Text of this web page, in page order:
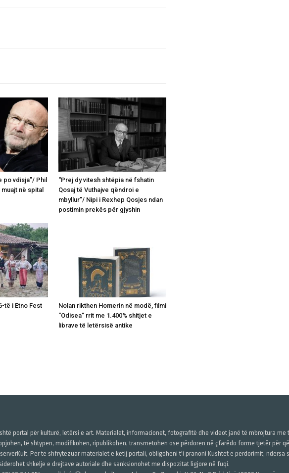
po vdisja”/ Phil
në spital
“Prej dy vitesh shtëpia në fshatin
Qosaj të Vuthajve qëndroi e
mbyllur”/ Nipi i Rexhep Qosjes ndan
postimin prekës për gjyshin
të i Etno Fest
Nolan rikthen Homerin në modë, filmi
“Odisea” rrit me 1.400% shitjet e
librave të letërsisë antike
portal për kulturë, letërsi e art. Materialet, informacionet, fotografitë dhe videot janë të mbrojtura me
të shtypen, modifikohen, ripublikohen, transmetohen ose përdoren në çfarëdo forme tjetër për
Për të shfrytëzuar materialet e këtij portali, obligoheni t'i pranoni Kushtet e përdorimit, ndërsa
shkelje e drejtave autoriale dhe sanksionohet me dispozitat ligjore në fuqi.